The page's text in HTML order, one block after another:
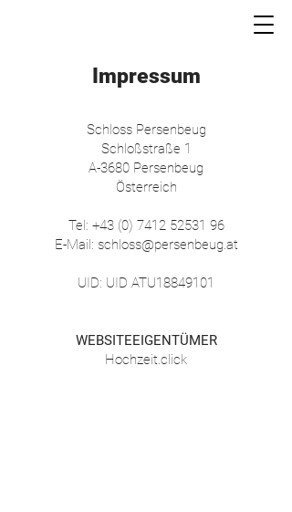
Impressum
Schloss Persenbeug
Schloßstraße 1
A-3680 Persenbeug
Österreich
Tel: +43 (0) 7412 52531 96
E-Mail: schloss@persenbeug.at
UID: UID ATU18849101
WEBSITEEIGENTÜMER
Hochzeit.click